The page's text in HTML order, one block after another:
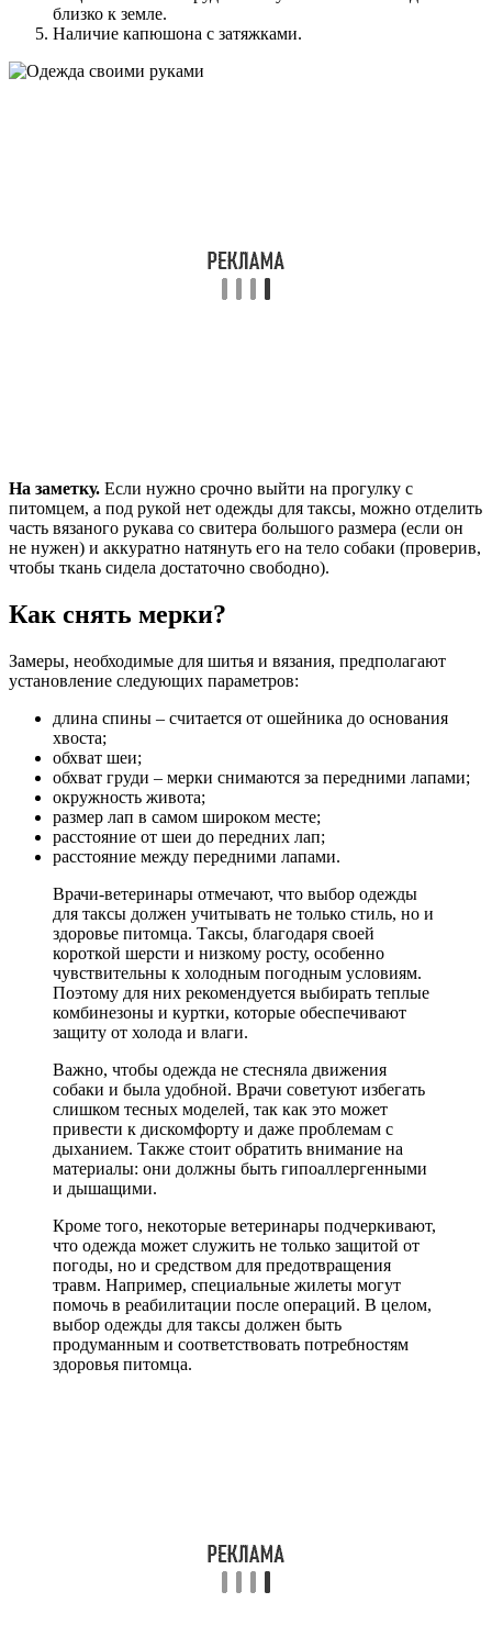
близко к земле.
Наличие капюшона с затяжками.
На заметку. Если нужно срочно выйти на прогулку с
питомцем, а под рукой нет одежды для таксы, можно отделить
часть вязаного рукава со свитера большого размера (если он
не нужен) и аккуратно натянуть его на тело собаки (проверив,
чтобы ткань сидела достаточно свободно).
Как снять мерки?
Замеры, необходимые для шитья и вязания, предполагают
установление следующих параметров:
длина спины – считается от ошейника до основания
хвоста;
обхват шеи;
обхват груди – мерки снимаются за передними лапами;
окружность живота;
размер лап в самом широком месте;
расстояние от шеи до передних лап;
расстояние между передними лапами.
Врачи-ветеринары отмечают, что выбор одежды
для таксы должен учитывать не только стиль, но и
здоровье питомца. Таксы, благодаря своей
короткой шерсти и низкому росту, особенно
чувствительны к холодным погодным условиям.
Поэтому для них рекомендуется выбирать теплые
комбинезоны и куртки, которые обеспечивают
защиту от холода и влаги.
Важно, чтобы одежда не стесняла движения
собаки и была удобной. Врачи советуют избегать
слишком тесных моделей, так как это может
привести к дискомфорту и даже проблемам с
дыханием. Также стоит обратить внимание на
материалы: они должны быть гипоаллергенными
и дышащими.
Кроме того, некоторые ветеринары подчеркивают,
что одежда может служить не только защитой от
погоды, но и средством для предотвращения
травм. Например, специальные жилеты могут
помочь в реабилитации после операций. В целом,
выбор одежды для таксы должен быть
продуманным и соответствовать потребностям
здоровья питомца.